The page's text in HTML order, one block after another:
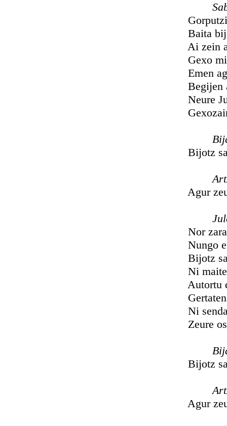
Gorputzian
Baita
Ai zein
Gexo
Emen
Begijen
Neure Jule
Gexozain
Bijotz
Agur
Nor zara
Nungo
Bijotz
Ni maite
Autortu
Gertaten
Ni
Zeure
Bijotz
Agur